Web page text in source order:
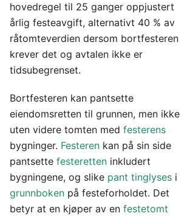
hovedregel til 25 ganger oppjustert
årlig festeavgift, alternativt 40 % av
råtomteverdien dersom bortfesteren
krever det og avtalen ikke er
tidsubegrenset.
Bortfesteren kan pantsette
eiendomsretten til grunnen, men ikke
uten videre tomten med festerens
bygninger. Festeren kan på sin side
pantsette festeretten inkludert
bygningene, og slike pant tinglyses i
grunnboken på festeforholdet. Det
betyr at en kjøper av en festetomt